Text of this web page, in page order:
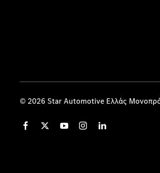
© 2026 Star Automotive Ελλάς